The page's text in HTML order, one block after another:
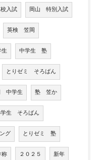
入試 岡山 特別入試
英検 笠岡
生 中学生 塾
とりゼミ そろばん
中学生 塾 笠か
生 そろばん
グ とりゼミ 塾
称 ２０２５ 新年